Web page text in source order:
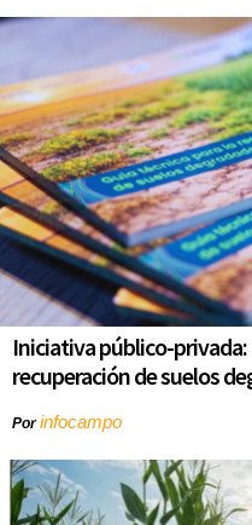
Iniciativa público-privada:
recuperación de suelos
Porinfocampo